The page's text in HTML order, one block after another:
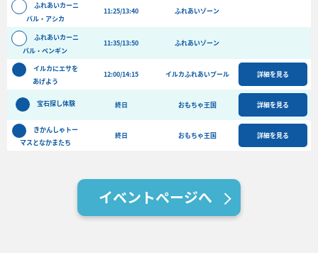
よくある質問
団体向けプラン情報 ビーチランド支援プログラム
ふれあいカーニ
バル・アシカ
11:25/13:40 ふれあいゾーン
ふれあいカーニ
バル・ペンギン
11:35/13:50 ふれあいゾーン
イルカにエサを
あげよう
12:00/14:15 イルカふれあいプール 詳細を見る
宝石探し体験 終日 おもちゃ王国 詳細を見る
きかんしゃトー
マスとなかまたち
終日 おもちゃ王国 詳細を見る
イベントページへ